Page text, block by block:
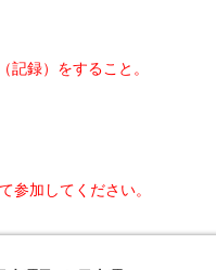
録）をすること。
加してください。